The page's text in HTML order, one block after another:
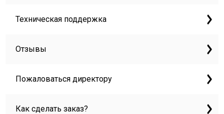
Техническая поддержка
Отзывы
Пожаловаться директору
Как сделать заказ?